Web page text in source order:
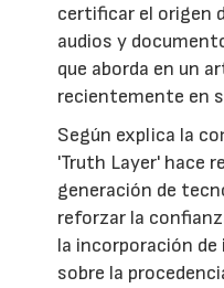
certificar el origen
audios y
que aborda en un
recientemente en
Según explica la
'Truth Layer' hace
generación de
reforzar la
la incorporación
sobre la